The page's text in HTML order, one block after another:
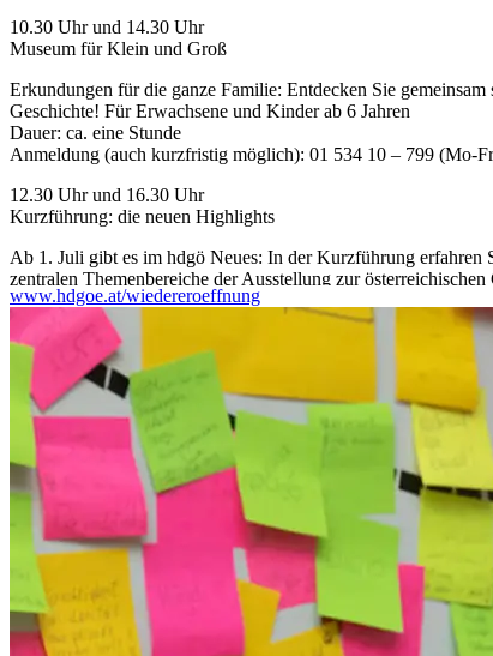
10.30 Uhr und 14.30 Uhr
Museum für Klein und Groß
Erkundungen für die ganze Familie: Entdecken Sie
Geschichte! Für Erwachsene und Kinder ab 6 Jahren
Dauer: ca. eine Stunde
Anmeldung (auch kurzfristig möglich): 01 534 10 – 799 (Mo-
12.30 Uhr und 16.30 Uhr
Kurzführung: die neuen Highlights
Ab 1. Juli gibt es im hdgö Neues: In der Kurzführung
zentralen Themenbereiche der Ausstellung zur österreichischen
Keine Anmeldung erforderlich
...Mehr lesen
www.hdgoe.at/wiedereroeffnung